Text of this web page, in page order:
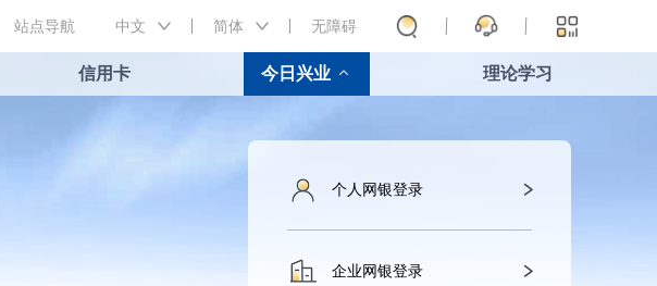
站点导航 中文 简体 无障碍
信用卡 今日兴业 理论学习
个人网银登录
企业网银登录